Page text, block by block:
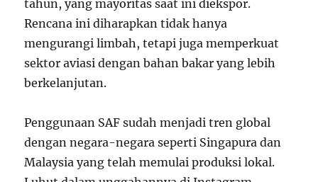
tahun, yang mayoritas saat ini diekspor.
Rencana ini diharapkan tidak hanya
mengurangi limbah, tetapi juga memperkuat
sektor aviasi dengan bahan bakar yang lebih
berkelanjutan.
Penggunaan SAF sudah menjadi tren global
dengan negara-negara seperti Singapura dan
Malaysia yang telah memulai produksi lokal.